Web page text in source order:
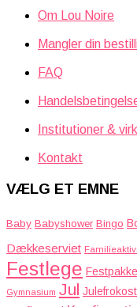
Om Lou Noire
Mangler din
FAQ
Institutioner &
Kontakt
VÆLG ET EMNE
Baby Babyshower Bingo
Dækkeserviet
Festlege
Gymnasium Jul Julefrokost